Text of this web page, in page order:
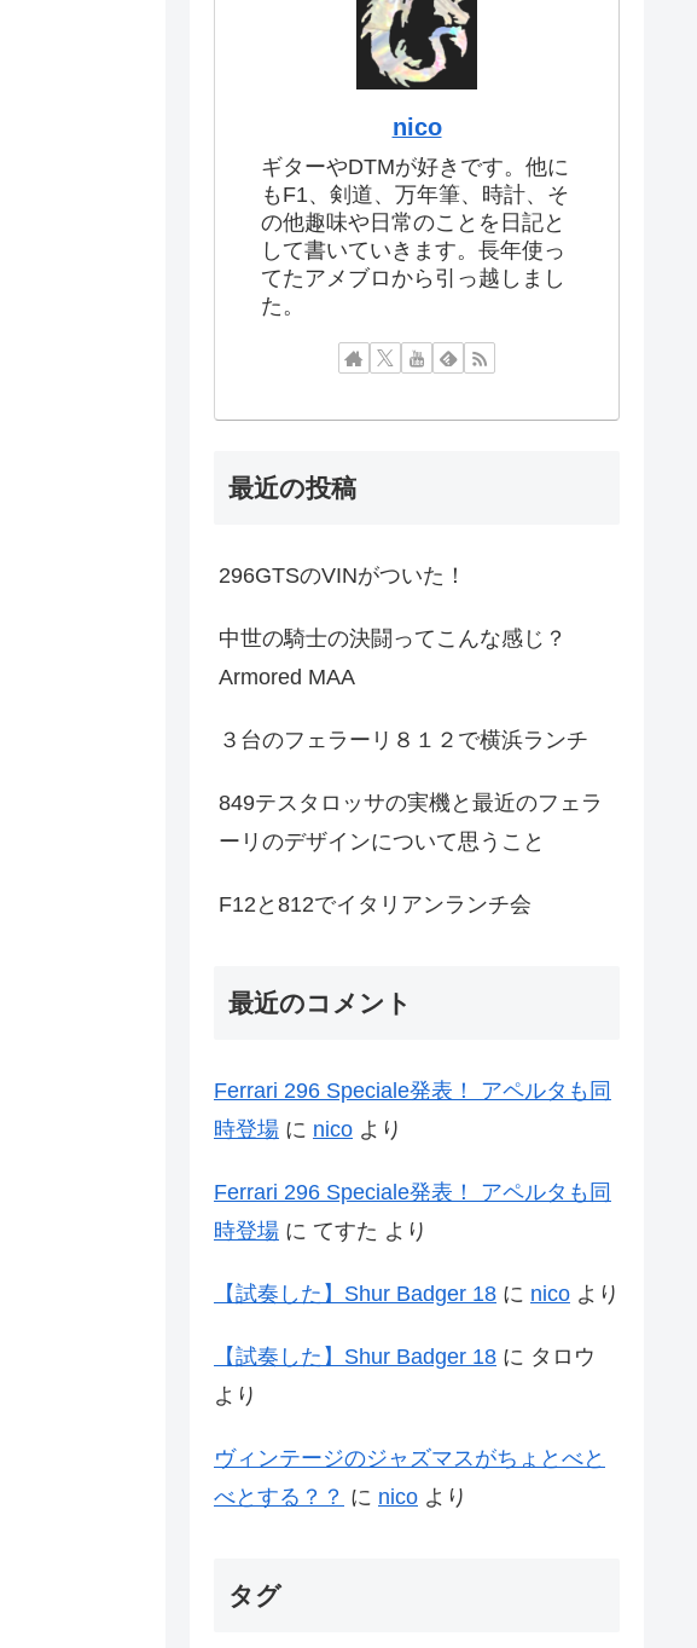
nico
ギターやDTMが好きです。他に
もF1、剣道、万年筆、時計、そ
の他趣味や日常のことを日記と
して書いていきます。長年使っ
てたアメブロから引っ越しまし
た。
最近の投稿
296GTSのVINがついた！
中世の騎士の決闘ってこんな感じ？
Armored MAA
３台のフェラーリ８１２で横浜ランチ
849テスタロッサの実機と最近のフェラ
ーリのデザインについて思うこと
F12と812でイタリアンランチ会
最近のコメント
Ferrari 296 Speciale発表！ アペルタも同
時登場 に nico より
Ferrari 296 Speciale発表！ アペルタも同
時登場 に てすた より
【試奏した】Shur Badger 18 に nico より
【試奏した】Shur Badger 18 に タロウ
より
ヴィンテージのジャズマスがちょとべと
べとする？？ に nico より
タグ